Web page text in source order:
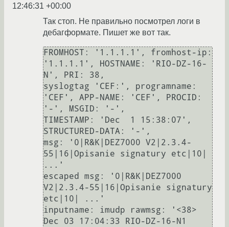
12:46:31 +00:00
Так стоп. Не правильно посмотрел логи в
дебагформате. Пишет же вот так.
FROMHOST: '1.1.1.1', fromhost-ip:
'1.1.1.1', HOSTNAME: 'RIO-DZ-16-
N', PRI: 38,
syslogtag 'CEF:', programname:
'CEF', APP-NAME: 'CEF', PROCID:
'-', MSGID: '-',
TIMESTAMP: 'Dec  1 15:38:07',
STRUCTURED-DATA: '-',
msg: '0|R&K|DEZ7000 V2|2.3.4-
55|16|Opisanie signatury etc|10|
...'
escaped msg: '0|R&K|DEZ7000
V2|2.3.4-55|16|Opisanie signatury
etc|10| ...'
inputname: imudp rawmsg: '<38>
Dec 03 17:04:33 RIO-DZ-16-N1